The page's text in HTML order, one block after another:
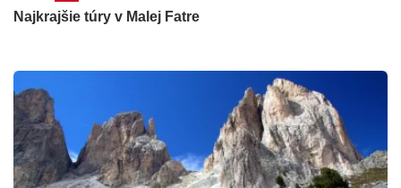
Najkrajšie túry v Malej Fatre